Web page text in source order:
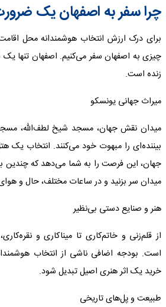
چرا سفر به اصفهان یک
برای درک ارزش انتخاب هوشمندانه محل
چیزی به اصفهان سفر می‌کنیم. اصفهان تنها
زنده است.
میراث جهانی یونسکو
میدان نقش جهان، مسجد شیخ لطف‌الله،
بیننده‌ای را مبهوت خود می‌کنند. انتخاب یک
جهان، این فرصت را به شما می‌دهد که چندین
میدان سر بزنید و در ساعات مختلف، حال و
هنر و صنایع دستی بی‌نظیر
از قلم‌زنی و خاتم‌کاری تا میناکاری و
است. بودجه اضافی ناشی از انتخاب
خرید یک اثر هنری اصیل تبدیل شود.
طبیعت و پل‌های تاریخی